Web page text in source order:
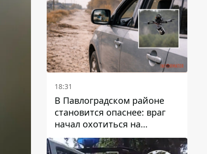
работу счетчика"
18:31
В Павлоградском районе
становится опаснее: враг
начал охотиться на
гражданский и военный
транспорт